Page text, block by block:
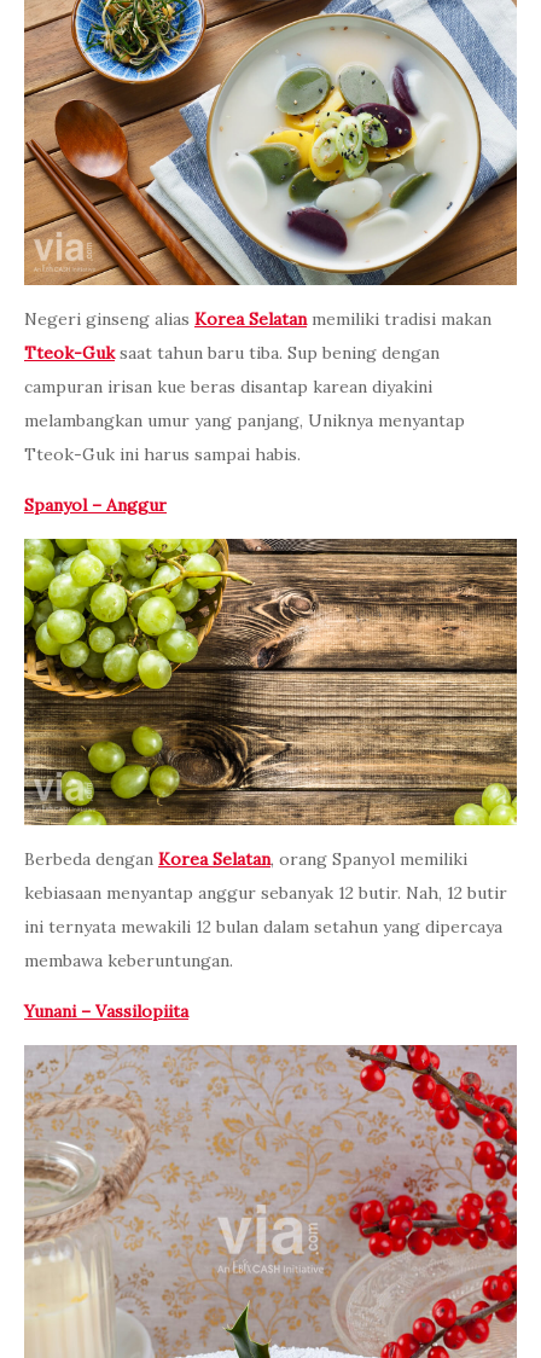
Negeri ginseng alias Korea Selatanmemiliki tradisi makan
Tteok-Guksaat tahun baru tiba. Sup bening dengan
campuran irisan kue beras disantap karean diyakini
melambangkan umur yang panjang, Uniknya menyantap
Tteok-Guk ini harus sampai habis.
Spanyol – Anggur
Berbeda dengan Korea Selatan, orang Spanyol memiliki
kebiasaan menyantap anggur sebanyak 12 butir. Nah, 12 butir
ini ternyata mewakili 12 bulan dalam setahun yang dipercaya
membawa keberuntungan.
Yunani – Vassilopiita